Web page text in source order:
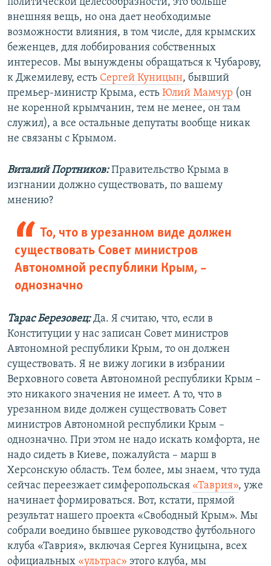
политической целесообразности, это больше
внешняя вещь, но она дает необходимые
возможности влияния, в том числе, для крымских
беженцев, для лоббирования собственных
интересов. Мы вынуждены обращаться к Чубарову,
к Джемилеву, есть Сергей Куницын, бывший
премьер-министр Крыма, есть Юлий Мамчур (он
не коренной крымчанин, тем не менее, он там
служил), а все остальные депутаты вообще никак
не связаны с Крымом.
Виталий Портников:Правительство Крыма в
изгнании должно существовать, по вашему
мнению?
То, что в урезанном виде должен
существовать Совет министров
Автономной республики Крым, –
однозначно
Тарас Березовец:Да. Я считаю, что, если в
Конституции у нас записан Совет министров
Автономной республики Крым, то он должен
существовать. Я не вижу логики в избрании
Верховного совета Автономной республики Крым –
это никакого значения не имеет. А то, что в
урезанном виде должен существовать Совет
министров Автономной республики Крым –
однозначно. При этом не надо искать комфорта, не
надо сидеть в Киеве, пожалуйста – марш в
Херсонскую область. Тем более, мы знаем, что туда
сейчас переезжает симферопольская «Таврия», уже
начинает формироваться. Вот, кстати, прямой
результат нашего проекта «Свободный Крым». Мы
собрали воедино бывшее руководство футбольного
клуба «Таврия», включая Сергея Куницына, всех
официальных «ультрас» этого клуба, мы